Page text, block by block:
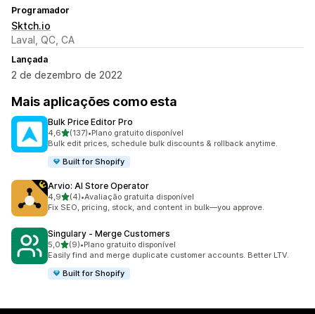
Programador
Sktch.io
Laval, QC, CA
Lançada
2 de dezembro de 2022
Mais aplicações como esta
Bulk Price Editor Pro
4,6de 5 estrelas
(137)
137 total de avaliações
•Plano gratuito disponível
Bulk edit prices, schedule bulk discounts & rollback anytime.
Built for Shopify
Arvio: AI Store Operator
4,9de 5 estrelas
(4)
4 total de avaliações
•Avaliação gratuita disponível
Fix SEO, pricing, stock, and content in bulk—you approve.
Singulary ‑ Merge Customers
5,0de 5 estrelas
(9)
9 total de avaliações
•Plano gratuito disponível
Easily find and merge duplicate customer accounts. Better LTV.
Built for Shopify